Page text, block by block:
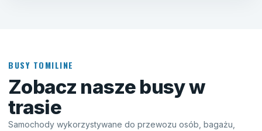
BUSY TOMILINE
Zobacz nasze busy w
trasie
Samochody wykorzystywane do przewozu osób, bagażu,